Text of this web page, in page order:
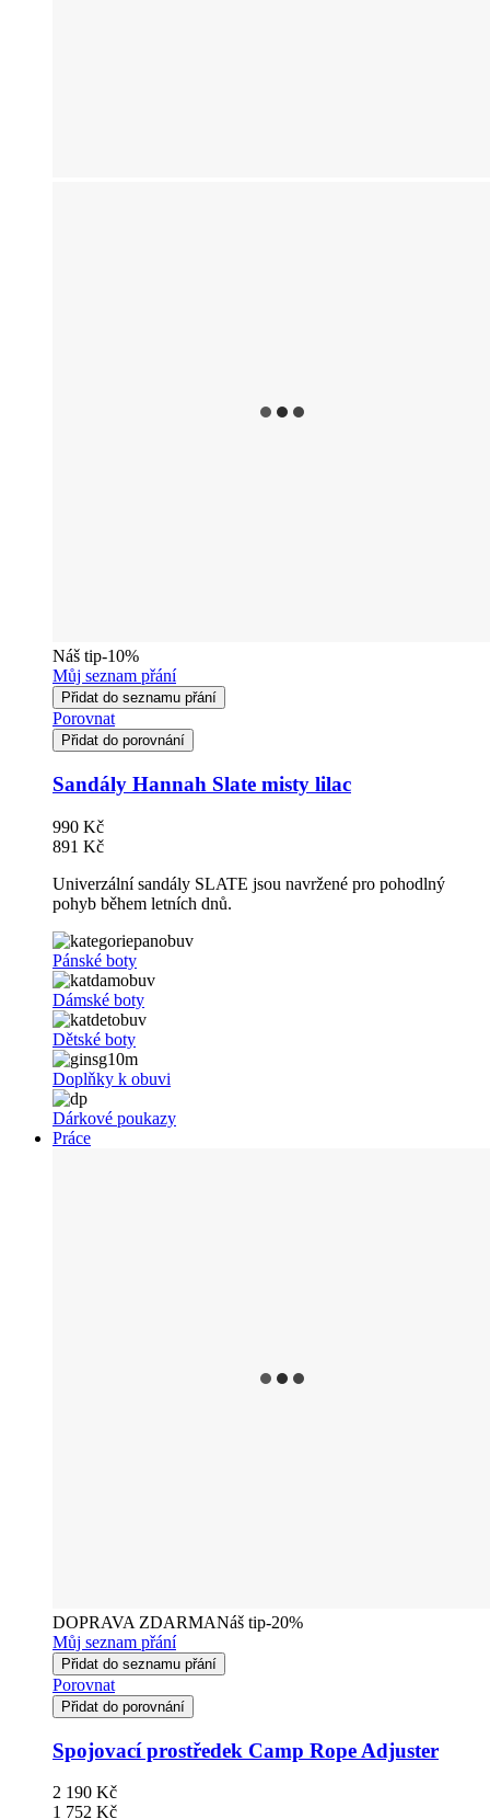
Náš tip-10%
Můj seznam přání
Přidat do seznamu přání
Porovnat
Přidat do porovnání
Sandály Hannah Slate misty lilac
990 Kč
891 Kč
Univerzální sandály SLATE jsou navržené pro pohodlný
pohyb během letních dnů.
Pánské boty
Dámské boty
Dětské boty
Doplňky k obuvi
Dárkové poukazy
Práce
DOPRAVA ZDARMANáš tip-20%
Můj seznam přání
Přidat do seznamu přání
Porovnat
Přidat do porovnání
Spojovací prostředek Camp Rope Adjuster
2 190 Kč
1 752 Kč